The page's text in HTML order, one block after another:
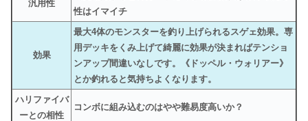
汎用性
性はイマイチ
効果
最大4体のモンスターを釣り上げられるスゲェ効果。専
用デッキをくみ上げて綺麗に効果が決まればテンショ
ンアップ間違いなしです。《ドッペル・ウォリアー》
とか釣れると気持ちよくなります。
ハリファイバ
ーとの相性
コンボに組み込むのはやや難易度高いか？